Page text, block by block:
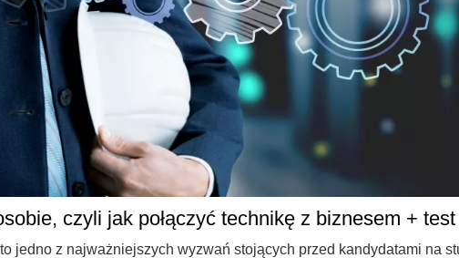
czyli jak połączyć technikę z biznesem + test
jedno z najważniejszych wyzwań stojących przed kandydatami na